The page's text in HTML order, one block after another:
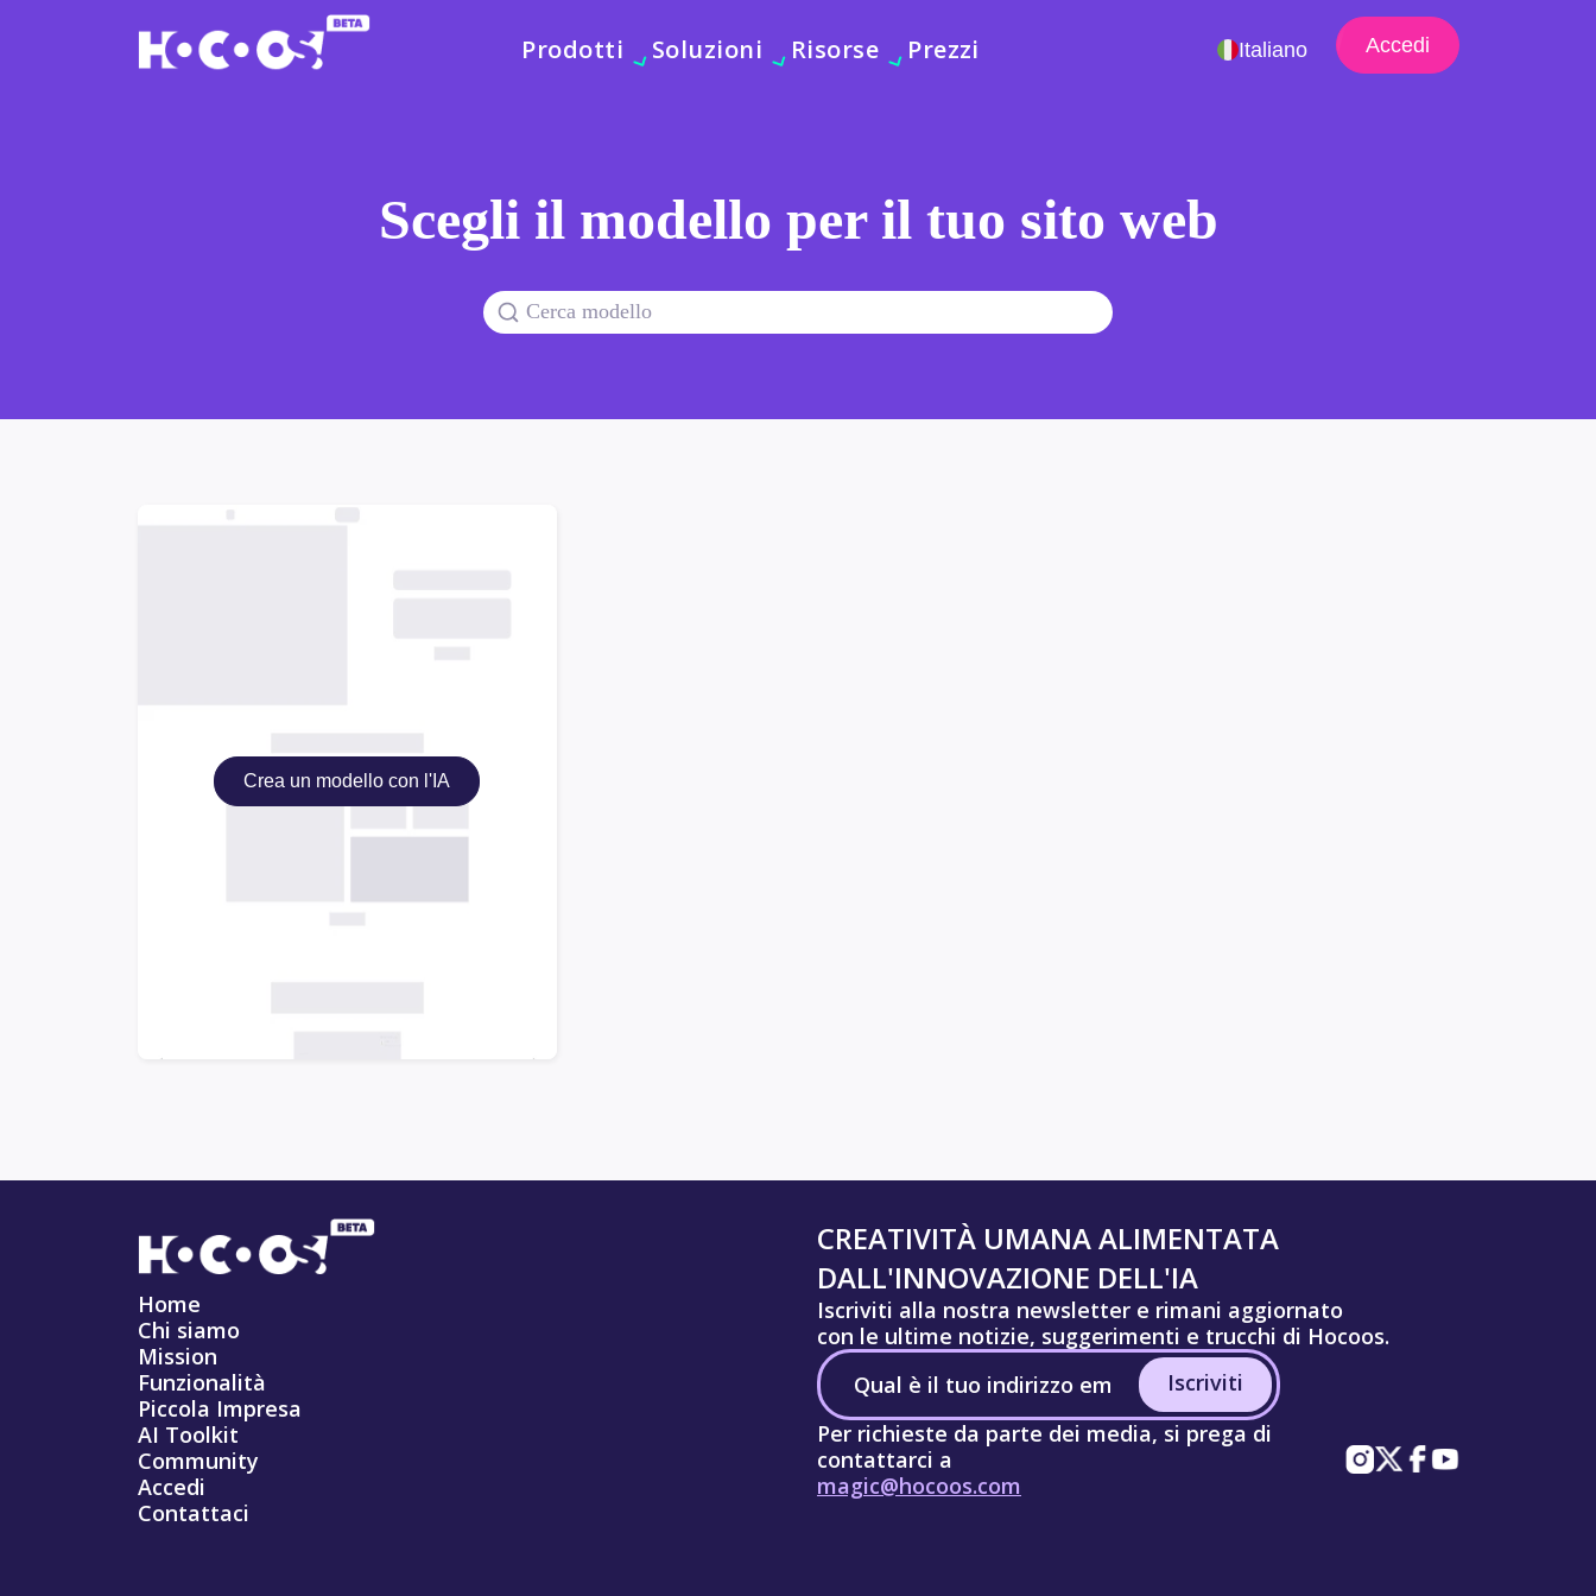
Prodotti Soluzioni Risorse Prezzi Italiano Accedi
Scegli il modello per il tuo sito web
Crea un modello con l'IA
Home
Chi siamo
Mission
Funzionalità
Piccola Impresa
AI Toolkit
Community
Accedi
Contattaci
CREATIVITÀ UMANA ALIMENTATA
DALL'INNOVAZIONE DELL'IA
Iscriviti alla nostra newsletter e rimani aggiornato
con le ultime notizie, suggerimenti e trucchi di Hocoos.
Iscriviti
Per richieste da parte dei media, si prega di
contattarci a
magic@hocoos.com